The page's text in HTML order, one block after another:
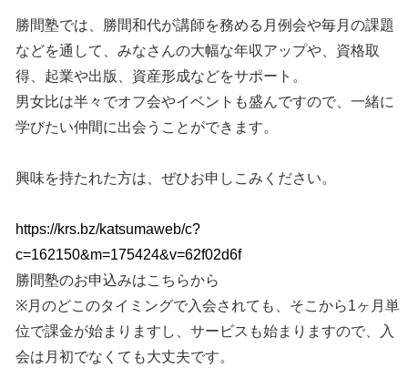
勝間塾では、勝間和代が講師を務める月例会や毎月の課題
などを通して、みなさんの大幅な年収アップや、資格取
得、起業や出版、資産形成などをサポート。
男女比は半々でオフ会やイベントも盛んですので、一緒に
学びたい仲間に出会うことができます。
興味を持たれた方は、ぜひお申しこみください。
https://krs.bz/katsumaweb/c?
c=162150&m=175424&v=62f02d6f
勝間塾のお申込みはこちらから
※月のどこのタイミングで入会されても、そこから1ヶ月単
位で課金が始まりますし、サービスも始まりますので、入
会は月初でなくても大丈夫です。